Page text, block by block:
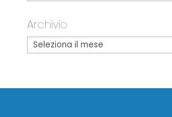
Archivio